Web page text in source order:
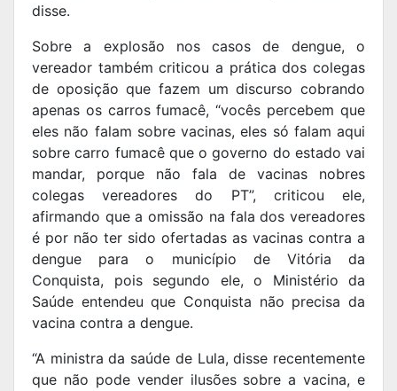
disse.
Sobre a explosão nos casos de dengue, o
vereador também criticou a prática dos colegas
de oposição que fazem um discurso cobrando
apenas os carros fumacê, “vocês percebem que
eles não falam sobre vacinas, eles só falam aqui
sobre carro fumacê que o governo do estado vai
mandar, porque não fala de vacinas nobres
colegas vereadores do PT”, criticou ele,
afirmando que a omissão na fala dos vereadores
é por não ter sido ofertadas as vacinas contra a
dengue para o município de Vitória da
Conquista, pois segundo ele, o Ministério da
Saúde entendeu que Conquista não precisa da
vacina contra a dengue.
“A ministra da saúde de Lula, disse recentemente
que não pode vender ilusões sobre a vacina, e